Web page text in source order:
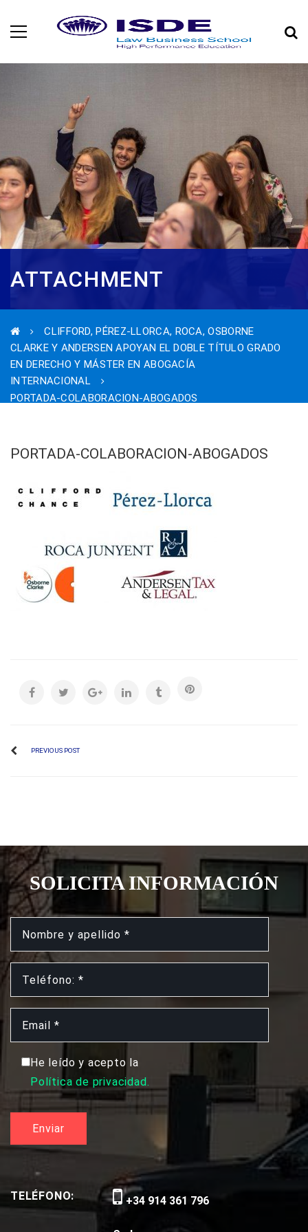
ATTACHMENT
CLIFFORD, PÉREZ-LLORCA, ROCA, OSBORNE
CLARKE Y ANDERSEN APOYAN EL DOBLE TÍTULO GRADO
EN DERECHO Y MÁSTER EN ABOGACÍA
INTERNACIONAL
PORTADA-COLABORACION-ABOGADOS
PORTADA-COLABORACION-ABOGADOS
PREVIOUS POST
SOLICITA INFORMACIÓN
He leído y acepto la
Política de privacidad.
TELÉFONO: +34 914 361 796